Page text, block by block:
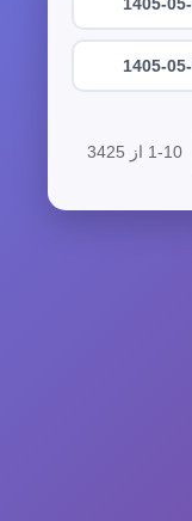
1405-
1-10 از 3425